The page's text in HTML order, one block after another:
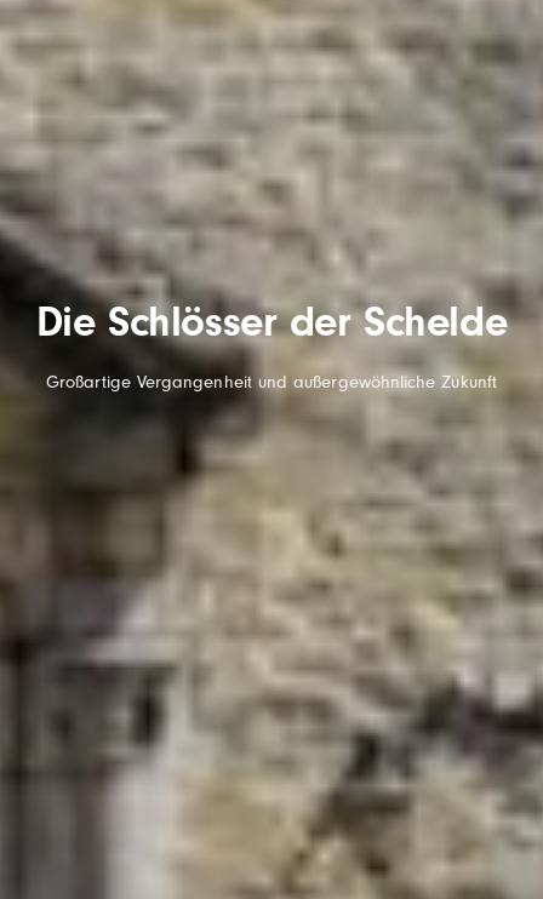
Die Schlösser der Schelde
Großartige Vergangenheit und außergewöhnliche Zukunft